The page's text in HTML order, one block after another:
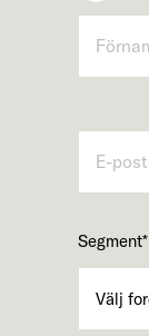
Segment*